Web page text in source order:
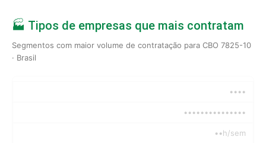
🏭 Tipos de empresas que mais contratam
Segmentos com maior volume de contratação para CBO 7825-10
· Brasil
••••
•••••••••••••••
••h/sem